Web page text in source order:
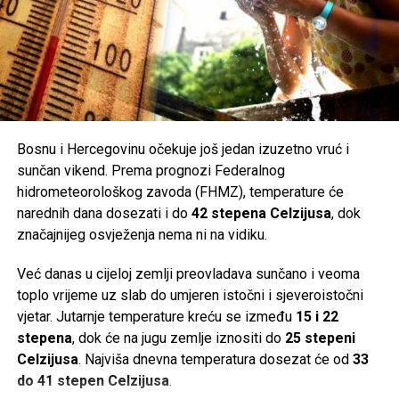
vremena.
S druge strane, iznenađenje predstavlja činjenica da je
jednu drugu knjigu – Islam između istoka i zapada –
Izetbegović napisao još pred zatvor 1946. godine, a
prevedena na čak devet jezika, autor se opet bavi islamom
i njegovim mjestom u svijetu. Izgledalo mu je da se nalazi
upravo negdje između istočnih i zapadnih mišljenja, baš
poput geografske pozicije muslimanskog svijeta koji na
globusu zahvata prostor „između istoka i zapada“. Otud i
Nova tamna sjena na život Alije Izetbegovića nadvila se
1979. godine, kada je u svom omiljenom lovištu Koprivnica
kod Bugojna predsjednik Jugoslavije Josip Broz Tito
primio Raifa Dizdarevića i Branka Mikulića, istaknute
funkcionere tadašnjeg Saveza komunista. Prema
Bosnu i Hercegovinu očekuje još jedan izuzetno vruć i
sunčan vikend. Prema prognozi Federalnog
hidrometeorološkog zavoda (FHMZ), temperature će
narednih dana dosezati i do 42 stepena Celzijusa, dok
značajnijeg osvježenja nema ni na vidiku.
Već danas u cijeloj zemlji preovladava sunčano i veoma
toplo vrijeme uz slab do umjeren istočni i sjeveroistočni
vjetar. Jutarnje temperature kreću se između 15 i 22
stepena, dok će na jugu zemlje iznositi do 25 stepeni
Celzijusa. Najviša dnevna temperatura dosezat će od 33
do 41 stepen Celzijusa.